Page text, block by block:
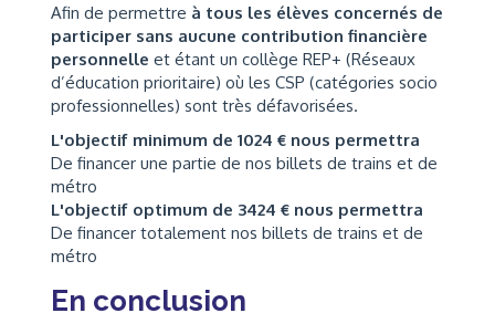
Afin de permettre à tous les élèves concernés de
participer sans aucune contribution financière
personnelle et étant un collège REP+ (Réseaux
d’éducation prioritaire) où les CSP (catégories socio
professionnelles) sont très défavorisées.
L'objectif minimum de 1024 € nous permettra
De financer une partie de nos billets de trains et de
métro
L'objectif optimum de 3424 € nous permettra
De financer totalement nos billets de trains et de
métro
En conclusion